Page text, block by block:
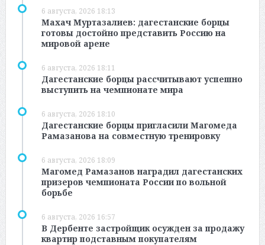
6 августа, 2026 18:13
Махач Муртазалиев: дагестанские борцы
готовы достойно представить Россию на
мировой арене
6 августа, 2026 18:11
Дагестанские борцы рассчитывают успешно
выступить на чемпионате мира
6 августа, 2026 18:10
Дагестанские борцы пригласили Магомеда
Рамазанова на совместную тренировку
6 августа, 2026 18:09
Магомед Рамазанов наградил дагестанских
призеров чемпионата России по вольной
борьбе
6 августа, 2026 16:57
В Дербенте застройщик осужден за продажу
квартир подставным покупателям